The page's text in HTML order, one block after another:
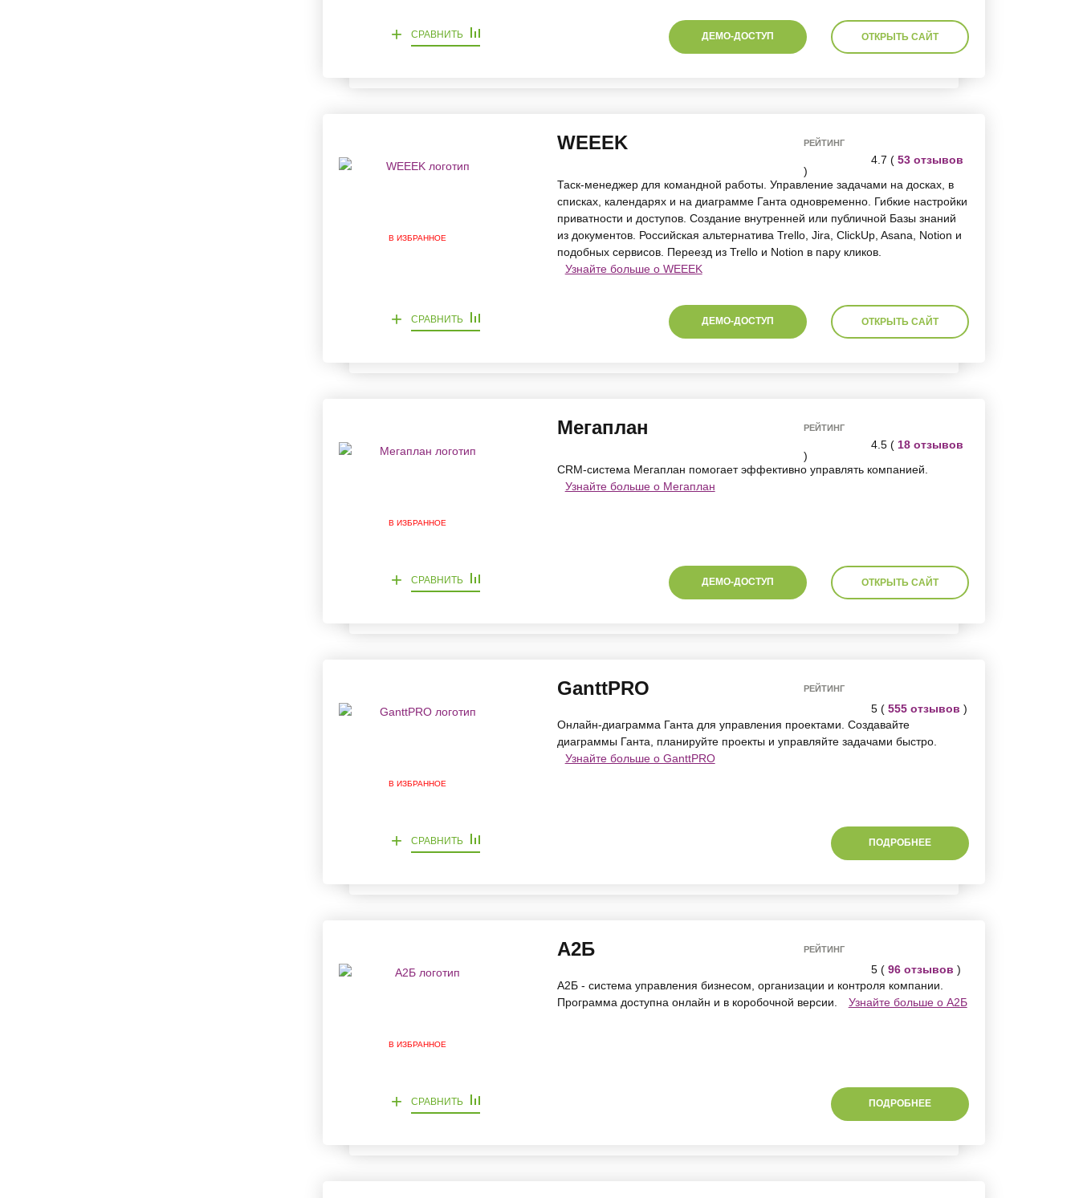
ДЕМО-ДОСТУП ОТКРЫТЬ САЙТ
+ СРАВНИТЬ
В ИЗБРАННОЕ
WEEEK РЕЙТИНГ
4.7 ( 53 отзывов
)
Таск-менеджер для командной работы. Управление задачами на досках, в
списках, календарях и на диаграмме Ганта одновременно. Гибкие настройки
приватности и доступов. Создание внутренней или публичной Базы знаний
из документов. Российская альтернатива Trello, Jira, ClickUp, Asana, Notion и
подобных сервисов. Переезд из Trello и Notion в пару кликов.
Узнайте больше о WEEEK
ДЕМО-ДОСТУП ОТКРЫТЬ САЙТ
+ СРАВНИТЬ
В ИЗБРАННОЕ
Мегаплан РЕЙТИНГ
4.5 ( 18 отзывов
)
CRM-система Мегаплан помогает эффективно управлять компанией.
Узнайте больше о Мегаплан
ДЕМО-ДОСТУП ОТКРЫТЬ САЙТ
+ СРАВНИТЬ
В ИЗБРАННОЕ
GanttPRO РЕЙТИНГ
5 ( 555 отзывов )
Онлайн-диаграмма Ганта для управления проектами. Создавайте
диаграммы Ганта, планируйте проекты и управляйте задачами быстро.
Узнайте больше о GanttPRO
ПОДРОБНЕЕ
+ СРАВНИТЬ
В ИЗБРАННОЕ
А2Б РЕЙТИНГ
5 ( 96 отзывов )
А2Б - система управления бизнесом, организации и контроля компании.
Программа доступна онлайн и в коробочной версии.
Узнайте больше о А2Б
ПОДРОБНЕЕ
+ СРАВНИТЬ